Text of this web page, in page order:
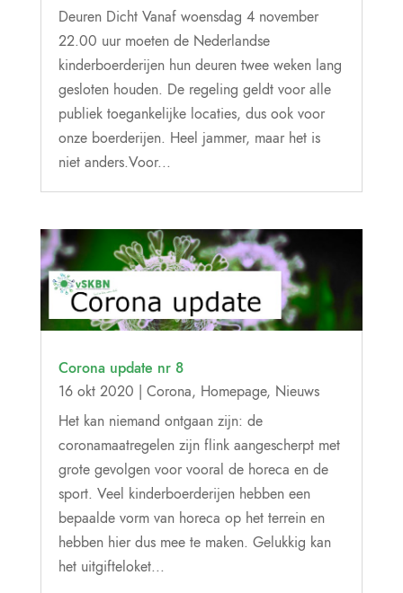
Deuren Dicht Vanaf woensdag 4 november
22.00 uur moeten de Nederlandse
kinderboerderijen hun deuren twee weken lang
gesloten houden. De regeling geldt voor alle
publiek toegankelijke locaties, dus ook voor
onze boerderijen. Heel jammer, maar het is
niet anders.Voor...
Corona update nr 8
16 okt 2020 | Corona, Homepage, Nieuws
Het kan niemand ontgaan zijn: de
coronamaatregelen zijn flink aangescherpt met
grote gevolgen voor vooral de horeca en de
sport. Veel kinderboerderijen hebben een
bepaalde vorm van horeca op het terrein en
hebben hier dus mee te maken. Gelukkig kan
het uitgifteloket...